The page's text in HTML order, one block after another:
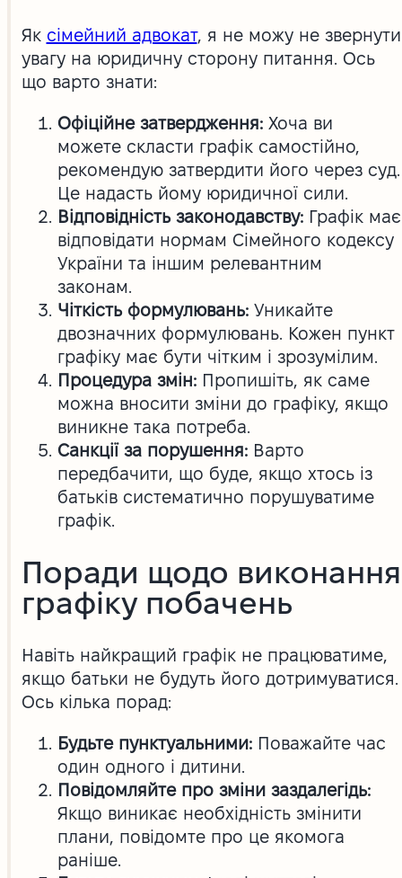
Як сімейний адвокат, я не можу не звернути
увагу на юридичну сторону питання. Ось
що варто знати:
Офіційне затвердження:Хоча ви
можете скласти графік самостійно,
рекомендую затвердити його через суд.
Це надасть йому юридичної сили.
Відповідність законодавству: Графік має
відповідати нормам Сімейного кодексу
України та іншим релевантним
законам.
Чіткість формулювань:Уникайте
двозначних формулювань. Кожен пункт
графіку має бути чітким і зрозумілим.
Процедура змін: Пропишіть, як саме
можна вносити зміни до графіку, якщо
виникне така потреба.
Санкції за порушення:Варто
передбачити, що буде, якщо хтось із
батьків систематично порушуватиме
графік.
Поради щодо виконання
графіку побачень
Навіть найкращий графік не працюватиме,
якщо батьки не будуть його дотримуватися.
Ось кілька порад:
Будьте пунктуальними: Поважайте час
один одного і дитини.
Повідомляйте про зміни заздалегідь:
Якщо виникає необхідність змінити
плани, повідомте про це якомога
раніше.